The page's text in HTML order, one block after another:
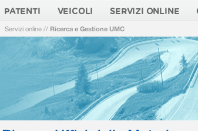
PATENTI VEICOLI SERVIZI ONLINE
Servizi online // Ricerca e Gestione UMC